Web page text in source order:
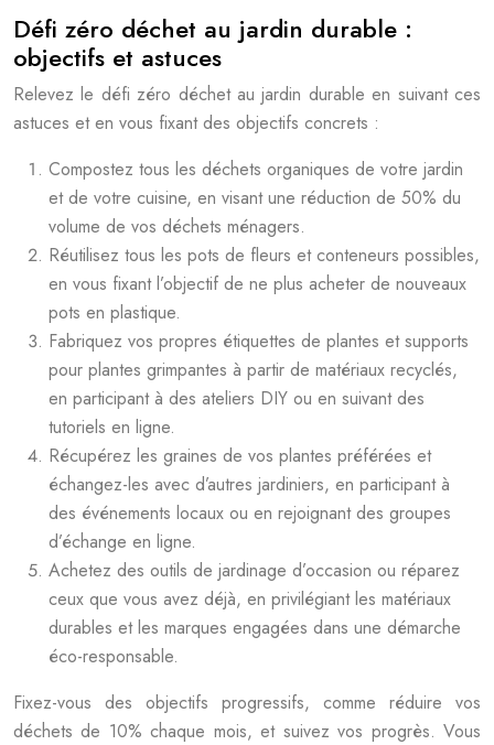
Défi zéro déchet au jardin durable :
objectifs et astuces
Relevez le défi zéro déchet au jardin durable en suivant ces
astuces et en vous fixant des objectifs concrets :
Compostez tous les déchets organiques de votre jardin
et de votre cuisine, en visant une réduction de 50% du
volume de vos déchets ménagers.
Réutilisez tous les pots de fleurs et conteneurs possibles,
en vous fixant l’objectif de ne plus acheter de nouveaux
pots en plastique.
Fabriquez vos propres étiquettes de plantes et supports
pour plantes grimpantes à partir de matériaux recyclés,
en participant à des ateliers DIY ou en suivant des
tutoriels en ligne.
Récupérez les graines de vos plantes préférées et
échangez-les avec d’autres jardiniers, en participant à
des événements locaux ou en rejoignant des groupes
d’échange en ligne.
Achetez des outils de jardinage d’occasion ou réparez
ceux que vous avez déjà, en privilégiant les matériaux
durables et les marques engagées dans une démarche
éco-responsable.
Fixez-vous des objectifs progressifs, comme réduire vos
déchets de 10% chaque mois, et suivez vos progrès. Vous